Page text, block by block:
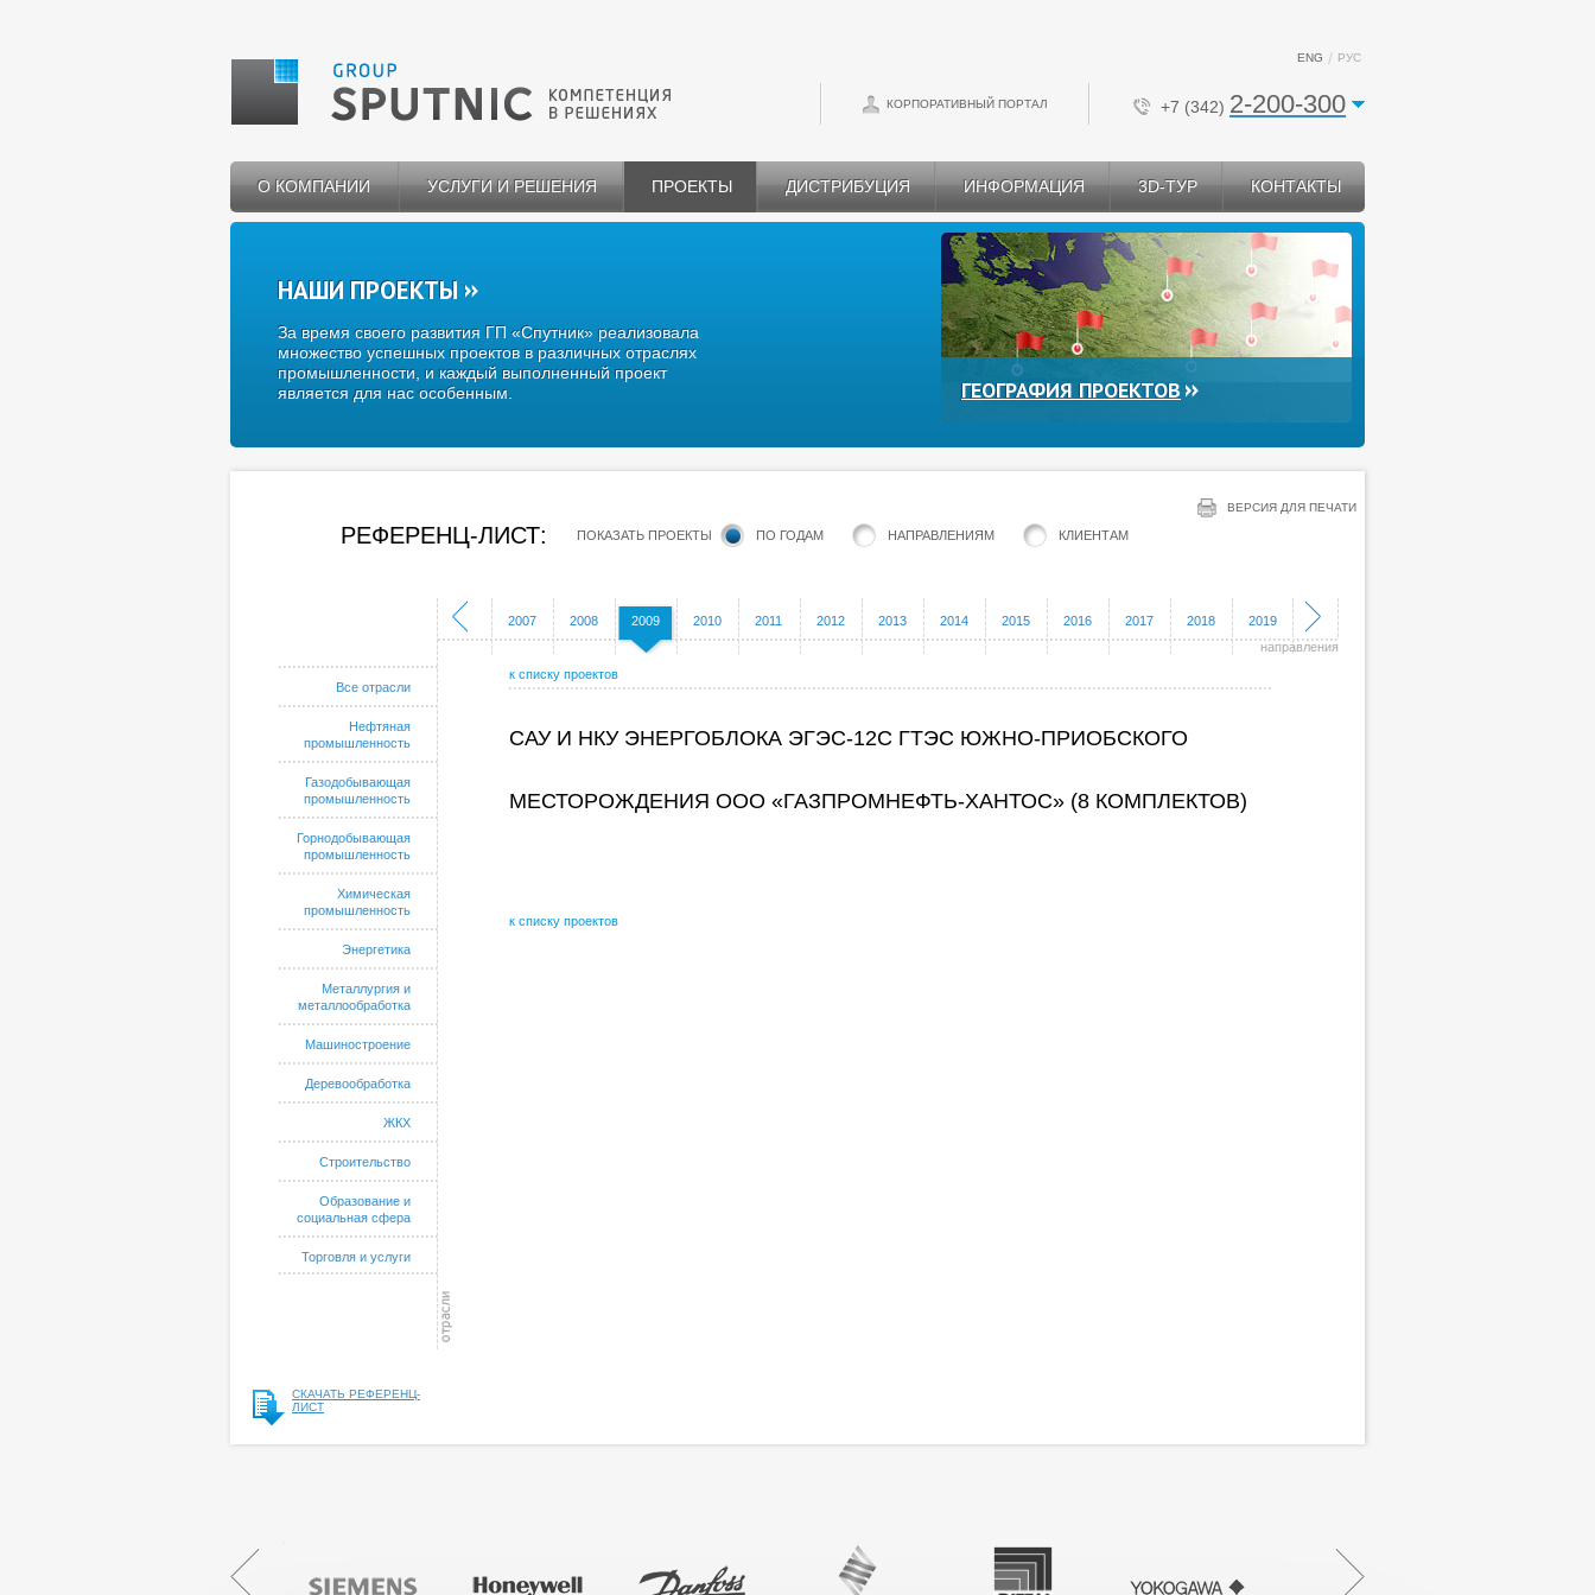
+7 (342) 2-200-300
КОРПОРАТИВНЫЙ ПОРТАЛ
ENG РУС
О КОМПАНИИ УСЛУГИ И РЕШЕНИЯ ПРОЕКТЫ ДИСТРИБУЦИЯ ИНФОРМАЦИЯ 3D-ТУР КОНТАКТЫ
ГЕОГРАФИЯ ПРОЕКТОВ
НАШИ ПРОЕКТЫ
За время своего развития ГП «Спутник» реализовала
множество успешных проектов в различных отраслях
промышленности, и каждый выполненный проект
является для нас особенным.
ВЕРСИЯ ДЛЯ ПЕЧАТИ
СКАЧАТЬ РЕФЕРЕНЦ-
ЛИСТ
РЕФЕРЕНЦ-ЛИСТ: ПОКАЗАТЬ ПРОЕКТЫ ПО ГОДАМ НАПРАВЛЕНИЯМ КЛИЕНТАМ
Все отрасли
Нефтяная
промышленность
Газодобывающая
промышленность
Горнодобывающая
промышленность
Химическая
промышленность
Энергетика
Металлургия и
металлообработка
Машиностроение
Деревообработка
ЖКХ
Строительство
Образование и
социальная сфера
Торговля и услуги
2006 2007 2008 2009 2010 2011 2012 2013 2014 2015 2016 2017 2018
2019
направления
к списку проектов
САУ И НКУ ЭНЕРГОБЛОКА ЭГЭС-12С ГТЭС ЮЖНО-ПРИОБСКОГО
МЕСТОРОЖДЕНИЯ ООО «ГАЗПРОМНЕФТЬ-ХАНТОС» (8 КОМПЛЕКТОВ)
к списку проектов